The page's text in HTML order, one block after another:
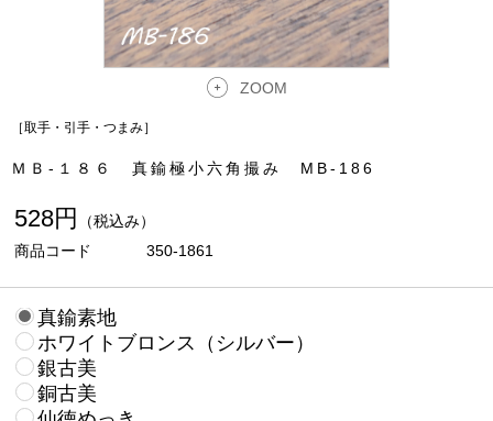
ZOOM
［取手・引手・つまみ］
ＭＢ-１８６ 真鍮極小六角撮み MB-186
528円
（税込み）
商品コード
350-1861
真鍮素地
ホワイトブロンス（シルバー）
銀古美
銅古美